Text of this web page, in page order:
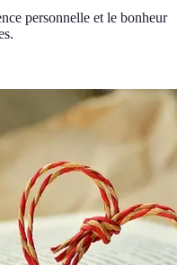
personnelle et le bonheur